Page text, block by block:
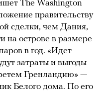
The Washington
правительству
сделки, чем Дания,
на острове в размере
в год. «Идет
затраты и выгоды
Гренландию» —
Белого дома. По его